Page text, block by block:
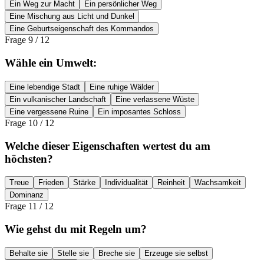
Ein Weg zur Macht
Ein persönlicher Weg
Eine Mischung aus Licht und Dunkel
Eine Geburtseigenschaft des Kommandos
Frage 9 / 12
Wähle ein Umwelt:
Eine lebendige Stadt
Eine ruhige Wälder
Ein vulkanischer Landschaft
Eine verlassene Wüste
Eine vergessene Ruine
Ein imposantes Schloss
Frage 10 / 12
Welche dieser Eigenschaften wertest du am
höchsten?
Treue Frieden Stärke Individualität Reinheit
Wachsamkeit
Dominanz
Frage 11 / 12
Wie gehst du mit Regeln um?
Behalte sie Stelle sie Breche sie
Erzeuge sie selbst